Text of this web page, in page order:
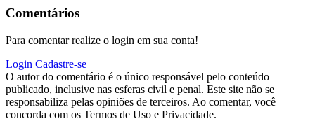
Comentários
Para comentar realize o login em sua conta!
Login Cadastre-se
O autor do comentário é o único responsável pelo conteúdo
publicado, inclusive nas esferas civil e penal. Este site não se
responsabiliza pelas opiniões de terceiros. Ao comentar, você
concorda com os Termos de Uso e Privacidade.